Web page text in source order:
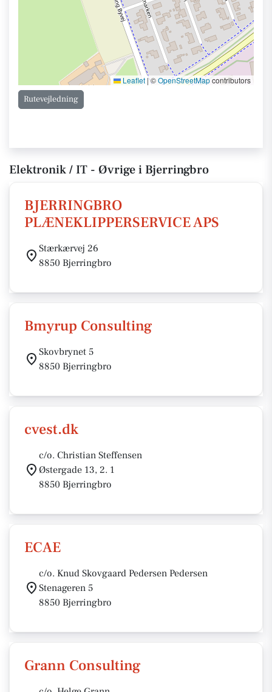
Leaflet |©OpenStreetMapcontributors
Rutevejledning
Elektronik / IT - Øvrige i Bjerringbro
BJERRINGBRO
PLÆNEKLIPPERSERVICE APS
Stærkærvej 26
8850 Bjerringbro
Bmyrup Consulting
Skovbrynet 5
8850 Bjerringbro
cvest.dk
c/o. Christian Steffensen
Østergade 13, 2. 1
8850 Bjerringbro
ECAE
c/o. Knud Skovgaard Pedersen Pedersen
Stenageren 5
8850 Bjerringbro
Grann Consulting